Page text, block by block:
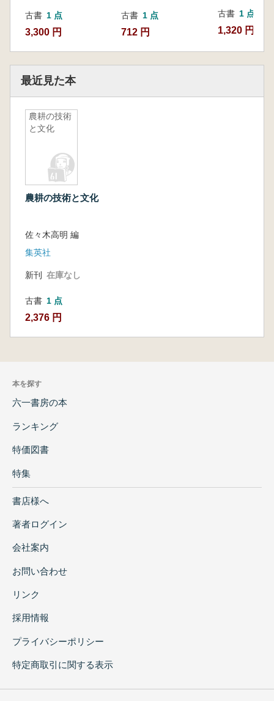
古書 1 点
3,300 円
古書 1 点
712 円
古書 1 点
1,320 円
最近見た本
農耕の技術
と文化
農耕の技術と文化
佐々木高明 編
集英社
新刊 在庫なし
古書 1 点
2,376 円
本を探す
六一書房の本
ランキング
特価図書
特集
書店様へ
著者ログイン
会社案内
お問い合わせ
リンク
採用情報
プライバシーポリシー
特定商取引に関する表示